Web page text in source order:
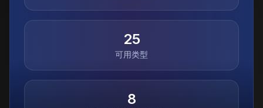
25
可用类型
8